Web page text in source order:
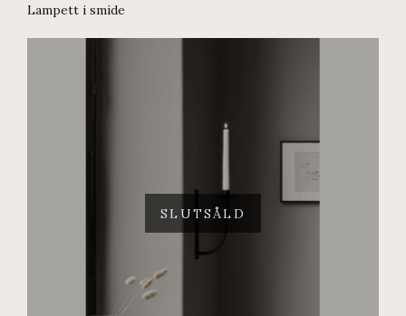
Lampett i smide
SLUTSÅLD